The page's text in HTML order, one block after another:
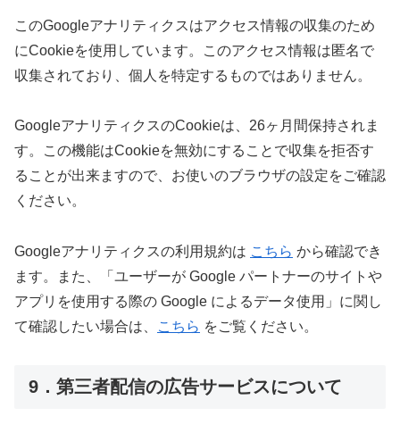
このGoogleアナリティクスはアクセス情報の収集のため
にCookieを使用しています。このアクセス情報は匿名で
収集されており、個人を特定するものではありません。
GoogleアナリティクスのCookieは、26ヶ月間保持されま
す。この機能はCookieを無効にすることで収集を拒否す
ることが出来ますので、お使いのブラウザの設定をご確認
ください。
Googleアナリティクスの利用規約は こちら から確認でき
ます。また、「ユーザーが Google パートナーのサイトや
アプリを使用する際の Google によるデータ使用」に関し
て確認したい場合は、
こちら をご覧ください。
9．第三者配信の広告サービスについて